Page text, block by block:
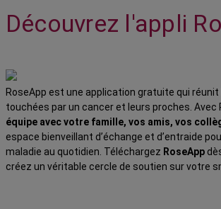
Découvrez l'appli
RoseApp est une application gratuite qui
touchées par un cancer et leurs proches. Avec
équipe avec votre famille, vos amis, vos
espace bienveillant d’échange et d’entraide
maladie au quotidien. Téléchargez RoseApp
créez un véritable cercle de soutien sur votre